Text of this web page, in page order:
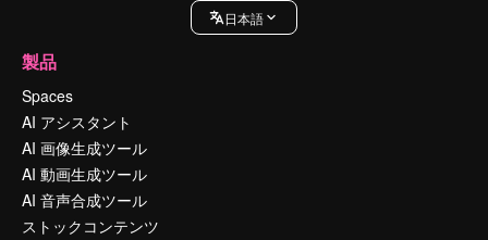
日本語
製品
Spaces
AI アシスタント
AI 画像生成ツール
AI 動画生成ツール
AI 音声合成ツール
ストックコンテンツ